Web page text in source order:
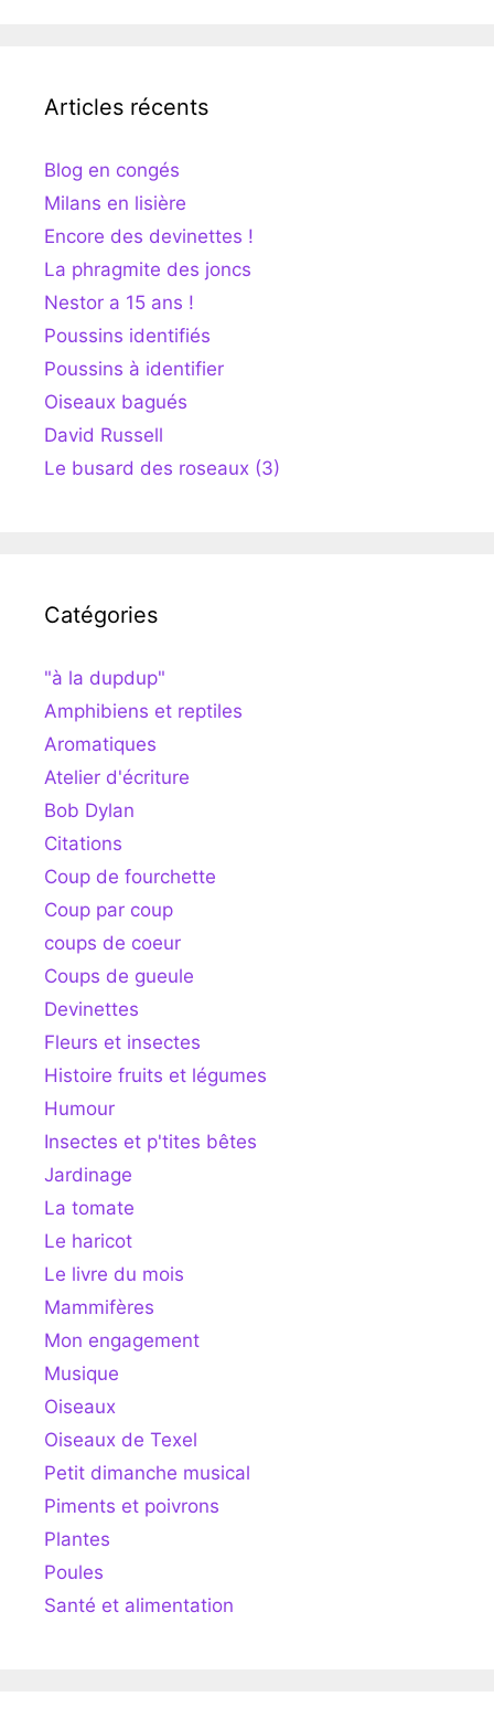
Articles récents
Blog en congés
Milans en lisière
Encore des devinettes !
La phragmite des joncs
Nestor a 15 ans !
Poussins identifiés
Poussins à identifier
Oiseaux bagués
David Russell
Le busard des roseaux (3)
Catégories
"à la dupdup"
Amphibiens et reptiles
Aromatiques
Atelier d'écriture
Bob Dylan
Citations
Coup de fourchette
Coup par coup
coups de coeur
Coups de gueule
Devinettes
Fleurs et insectes
Histoire fruits et légumes
Humour
Insectes et p'tites bêtes
Jardinage
La tomate
Le haricot
Le livre du mois
Mammifères
Mon engagement
Musique
Oiseaux
Oiseaux de Texel
Petit dimanche musical
Piments et poivrons
Plantes
Poules
Santé et alimentation